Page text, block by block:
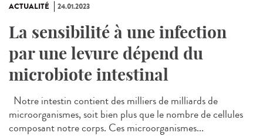
ACTUALITÉ 24.01.2023
La sensibilité à une infection
par une levure dépend du
microbiote intestinal
Notre intestin contient des milliers de milliards de
microorganismes, soit bien plus que le nombre de cellules
composant notre corps. Ces microorganismes...